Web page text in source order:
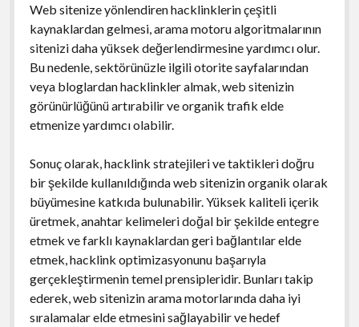
Web sitenize yönlendiren hacklinklerin çeşitli
kaynaklardan gelmesi, arama motoru algoritmalarının
sitenizi daha yüksek değerlendirmesine yardımcı olur.
Bu nedenle, sektörünüzle ilgili otorite sayfalarından
veya bloglardan hacklinkler almak, web sitenizin
görünürlüğünü artırabilir ve organik trafik elde
etmenize yardımcı olabilir.
Sonuç olarak, hacklink stratejileri ve taktikleri doğru
bir şekilde kullanıldığında web sitenizin organik olarak
büyümesine katkıda bulunabilir. Yüksek kaliteli içerik
üretmek, anahtar kelimeleri doğal bir şekilde entegre
etmek ve farklı kaynaklardan geri bağlantılar elde
etmek, hacklink optimizasyonunu başarıyla
gerçekleştirmenin temel prensipleridir. Bunları takip
ederek, web sitenizin arama motorlarında daha iyi
sıralamalar elde etmesini sağlayabilir ve hedef